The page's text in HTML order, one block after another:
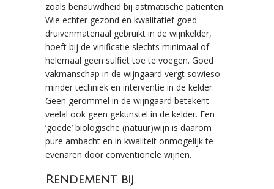
zoals benauwdheid bij astmatische patiënten.
Wie echter gezond en kwalitatief goed
druivenmateriaal gebruikt in de wijnkelder,
hoeft bij de vinificatie slechts minimaal of
helemaal geen sulfiet toe te voegen. Goed
vakmanschap in de wijngaard vergt sowieso
minder techniek en interventie in de kelder.
Geen gerommel in de wijngaard betekent
veelal ook geen gekunstel in de kelder. Een
‘goede’ biologische (natuur)wijn is daarom
pure ambacht en in kwaliteit onmogelijk te
evenaren door conventionele wijnen.
Rendement bij